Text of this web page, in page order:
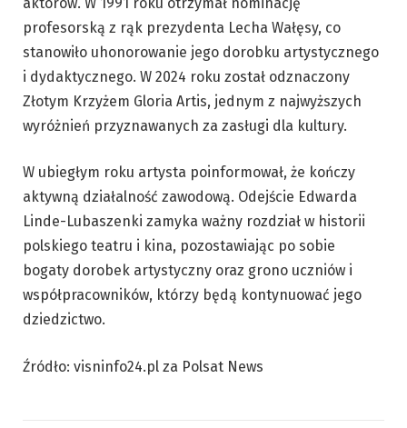
profesorską z rąk prezydenta Lecha Wałęsy, co
stanowiło uhonorowanie jego dorobku artystycznego
i dydaktycznego. W 2024 roku został odznaczony
Złotym Krzyżem Gloria Artis, jednym z najwyższych
wyróżnień przyznawanych za zasługi dla kultury.
W ubiegłym roku artysta poinformował, że kończy
aktywną działalność zawodową. Odejście Edwarda
Linde-Lubaszenki zamyka ważny rozdział w historii
polskiego teatru i kina, pozostawiając po sobie
bogaty dorobek artystyczny oraz grono uczniów i
współpracowników, którzy będą kontynuować jego
dziedzictwo.
Źródło: visninfo24.pl za Polsat News